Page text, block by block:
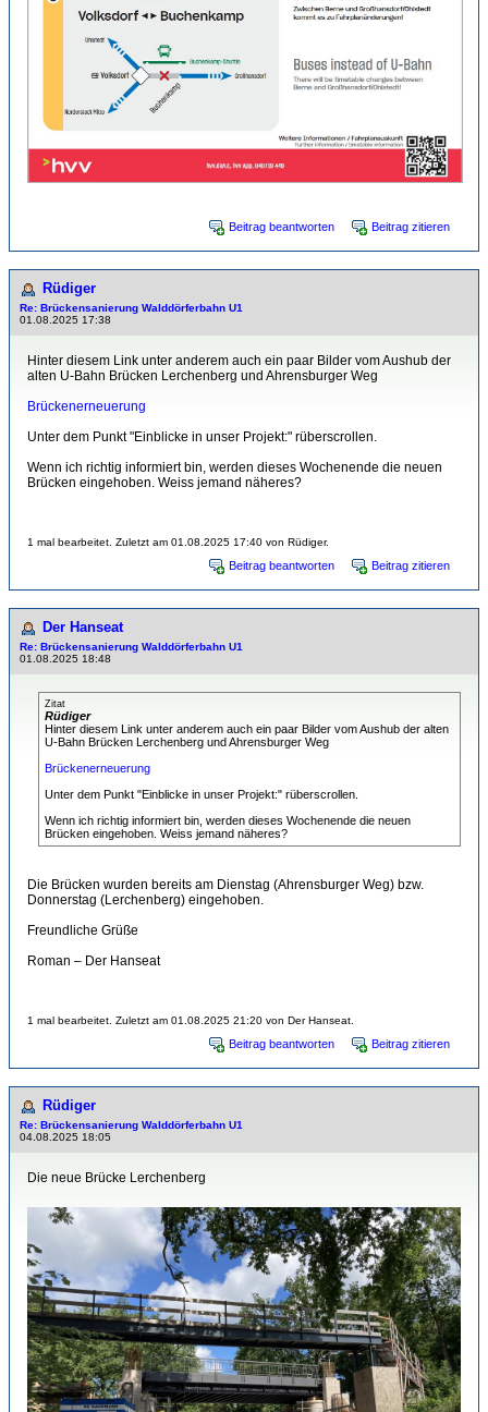
Beitrag beantworten Beitrag zitieren
Rüdiger
Re: Brückensanierung Walddörferbahn U1
01.08.2025 17:38
Hinter diesem Link unter anderem auch ein paar Bilder vom Aushub der
alten U-Bahn Brücken Lerchenberg und Ahrensburger Weg
Brückenerneuerung
Unter dem Punkt "Einblicke in unser Projekt:" rüberscrollen.
Wenn ich richtig informiert bin, werden dieses Wochenende die neuen
Brücken eingehoben. Weiss jemand näheres?
1 mal bearbeitet. Zuletzt am 01.08.2025 17:40 von Rüdiger.
Beitrag beantworten Beitrag zitieren
Der Hanseat
Re: Brückensanierung Walddörferbahn U1
01.08.2025 18:48
Zitat
Rüdiger
Hinter diesem Link unter anderem auch ein paar Bilder vom Aushub der alten
U-Bahn Brücken Lerchenberg und Ahrensburger Weg
Brückenerneuerung
Unter dem Punkt "Einblicke in unser Projekt:" rüberscrollen.
Wenn ich richtig informiert bin, werden dieses Wochenende die neuen
Brücken eingehoben. Weiss jemand näheres?
Die Brücken wurden bereits am Dienstag (Ahrensburger Weg) bzw.
Donnerstag (Lerchenberg) eingehoben.
Freundliche Grüße
Roman – Der Hanseat
1 mal bearbeitet. Zuletzt am 01.08.2025 21:20 von Der Hanseat.
Beitrag beantworten Beitrag zitieren
Rüdiger
Re: Brückensanierung Walddörferbahn U1
04.08.2025 18:05
Die neue Brücke Lerchenberg